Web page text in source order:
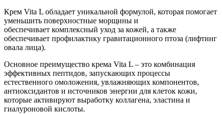
Крем Vita L обладает уникальной формулой, которая помогает
уменьшить поверхностные морщины и
обеспечивает комплексный уход за кожей, а также
обеспечивает профилактику гравитационного птоза (лифтинг
овала лица).
Основное преимущество крема Vita L – это комбинация
эффективных пептидов, запускающих процессы
естественного омоложения, увлажняющих компонентов,
антиоксидантов и источников энергии для клеток кожи,
которые активируют выработку коллагена, эластина и
гиалуроновой кислоты.